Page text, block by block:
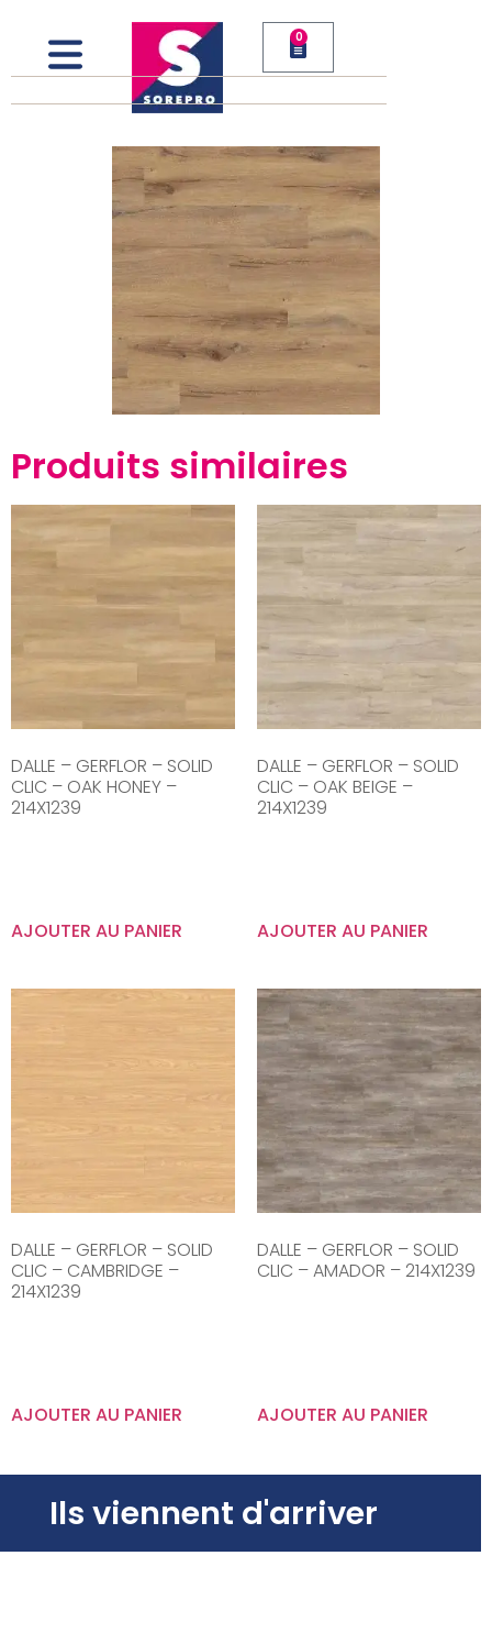
0
Produits similaires
DALLE – GERFLOR – SOLID
CLIC – OAK HONEY –
214X1239
AJOUTER AU PANIER
DALLE – GERFLOR – SOLID
CLIC – OAK BEIGE –
214X1239
AJOUTER AU PANIER
DALLE – GERFLOR – SOLID
CLIC – CAMBRIDGE –
214X1239
AJOUTER AU PANIER
DALLE – GERFLOR – SOLID
CLIC – AMADOR – 214X1239
AJOUTER AU PANIER
Ils viennent d'arriver